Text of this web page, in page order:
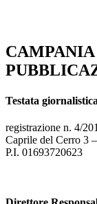
Testata giornalistica
registrazione n. 4/
Caprile del Cerro 3
P.I. 01693720623